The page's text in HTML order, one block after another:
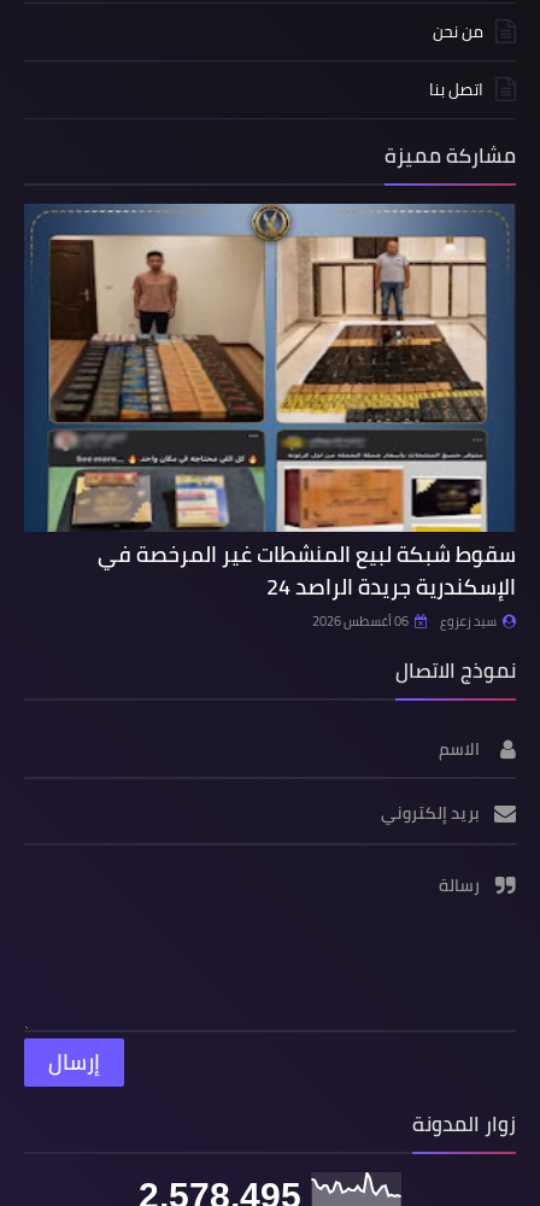
من نحن
اتصل بنا
مشاركة مميزة
سقوط شبكة لبيع المنشطات غير المرخصة في
الإسكندرية جريدة الراصد 24
سيد زعزوع 06 أغسطس 2026
نموذج الاتصال
الاسم
بريد إلكتروني
رسالة
زوار المدونة
2,578,495